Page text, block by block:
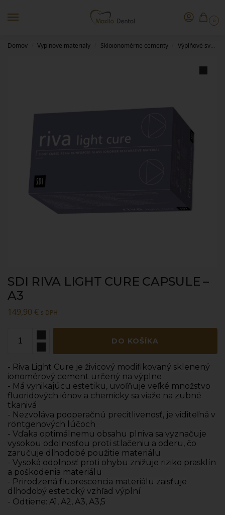
0
Domov Vyplnove materialy Skloionomérne cementy Výplňové svetlom tuhnúce
SDI RIVA LIGHT CURE CAPSULE –
A3
149,90 € s DPH
DO KOŠÍKA
- Riva Light Cure je živicový modifikovaný sklenený
ionomérový cement určený na výplne
- Má vynikajúcu estetiku, uvoľňuje veľké množstvo
fluoridových iónov a chemicky sa viaže na zubné
tkanivá
- Nezvoláva pooperačnú precitlivenosť, je viditeľná v
röntgenových lúčoch
- Vďaka optimálnemu obsahu plniva sa vyznačuje
vysokou odolnosťou proti stlačeniu a oderu, čo
zaručuje dlhodobé použitie materiálu
- Vysoká odolnosť proti ohybu znižuje riziko prasklín
a poškodenia materiálu
- Prirodzená fluorescencia materiálu zaisťuje
dlhodobý estetický vzhľad výplní
- Odtiene: A1, A2, A3, A3,5